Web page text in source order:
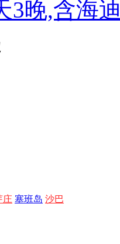
3晚,含海
庄 塞班岛 沙巴